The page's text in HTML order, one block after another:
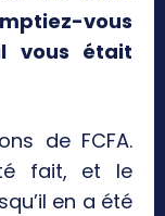
vous
vous était
de FCFA.
fait, et le
en a été